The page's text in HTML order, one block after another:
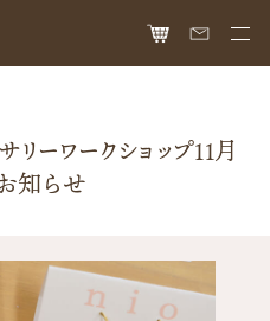
ーワークショップ11月
知らせ